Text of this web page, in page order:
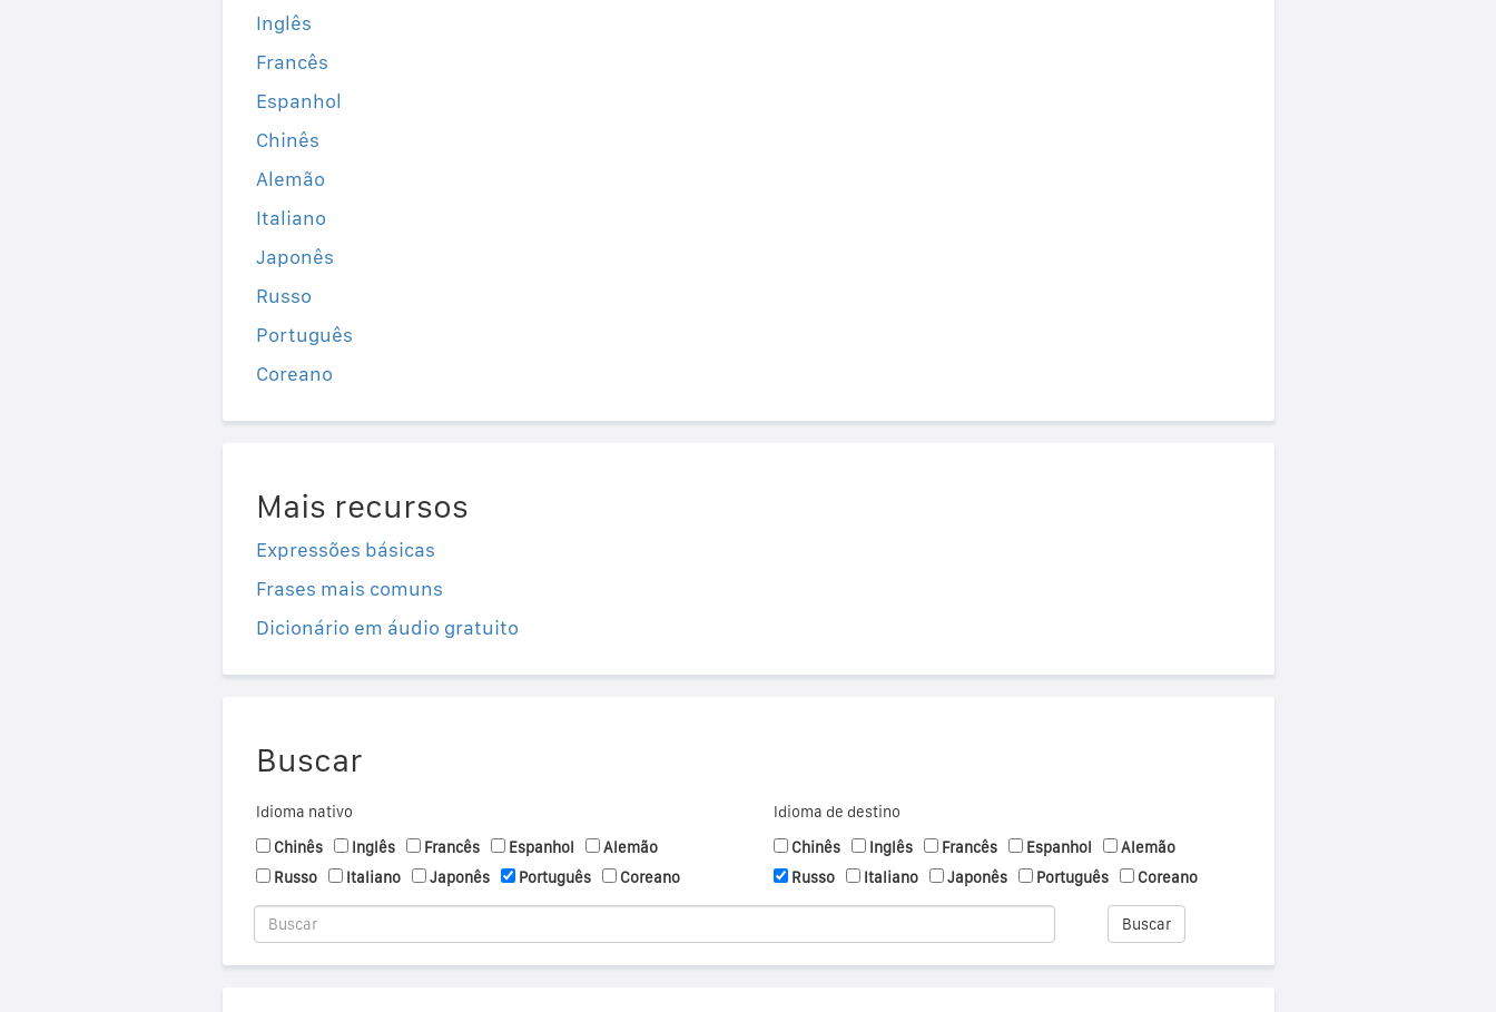
Inglês
Francês
Espanhol
Chinês
Alemão
Italiano
Japonês
Russo
Português
Coreano
Mais recursos
Expressões básicas
Frases mais comuns
Dicionário em áudio gratuito
Buscar
Idioma nativo
Chinês
Inglês Francês Espanhol
Alemão
Russo
Italiano Japonês Português Coreano
Idioma de destino
Chinês
Inglês Francês Espanhol
Alemão
Russo
Italiano Japonês Português Coreano
Buscar